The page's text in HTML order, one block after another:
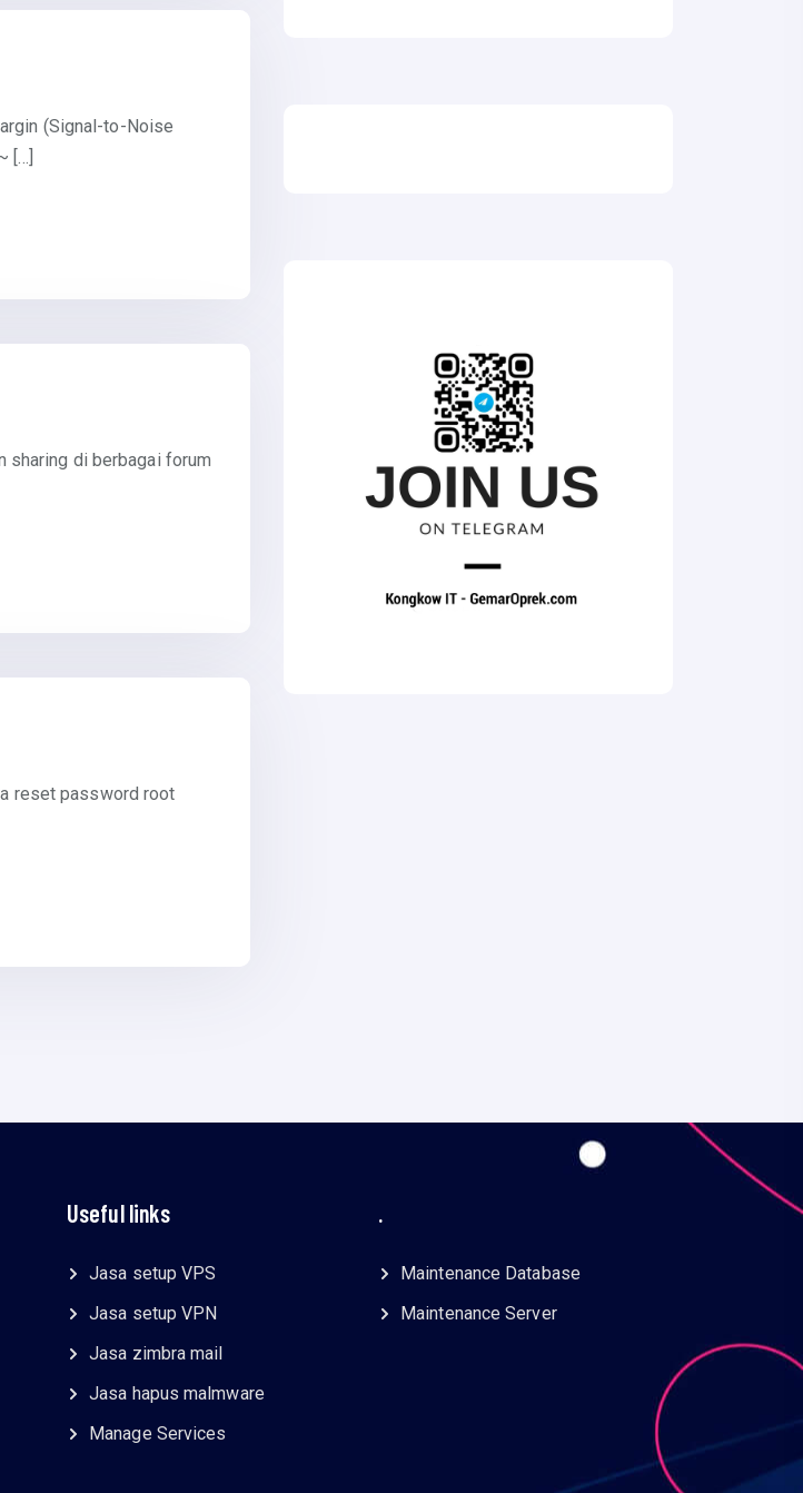
(Signal-to-Noise
[…]
sharing di berbagai forum
reset password root
Useful links
Jasa setup VPS
Jasa setup VPN
Jasa zimbra mail
Jasa hapus malmware
Manage Services
.
Maintenance Database
Maintenance Server